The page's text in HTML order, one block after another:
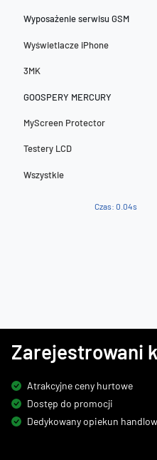
Wyposażenie serwisu GSM
Wyświetlacze iPhone
3MK
GOOSPERY MERCURY
MyScreen Protector
Testery LCD
Wszystkie
Czas: 0.04s
Zarejestrowani
Atrakcyjne ceny hurtowe
Dostęp do promocji
Dedykowany opiekun